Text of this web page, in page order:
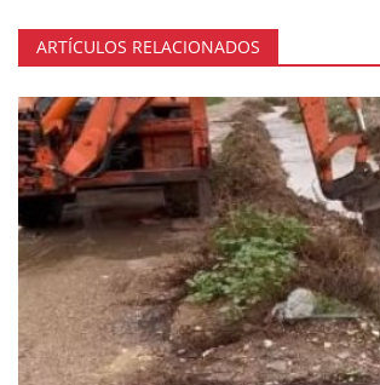
ARTÍCULOS RELACIONADOS